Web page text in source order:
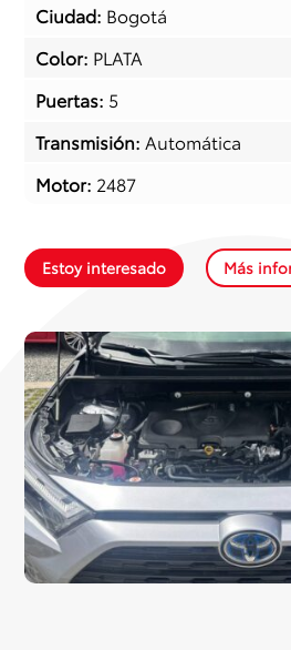
Ciudad: Bogotá
Color: PLATA
Puertas: 5
Transmisión:Automática
Motor: 2487
Estoy interesado Más